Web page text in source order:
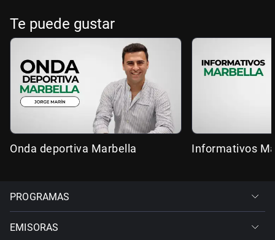
Te puede gustar
Onda deportiva Marbella Informativos
PROGRAMAS
EMISORAS